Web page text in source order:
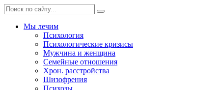
Мы лечим
Психология
Психологические кризисы
Мужчина и женщина
Семейные отношения
Хрон. расстройства
Шизофрения
Психозы